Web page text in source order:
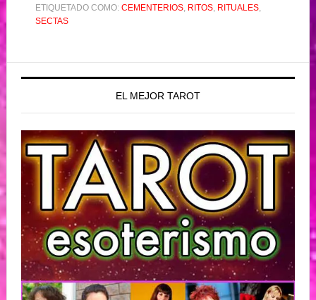
ETIQUETADO COMO: CEMENTERIOS, RITOS, RITUALES,
SECTAS
EL MEJOR TAROT